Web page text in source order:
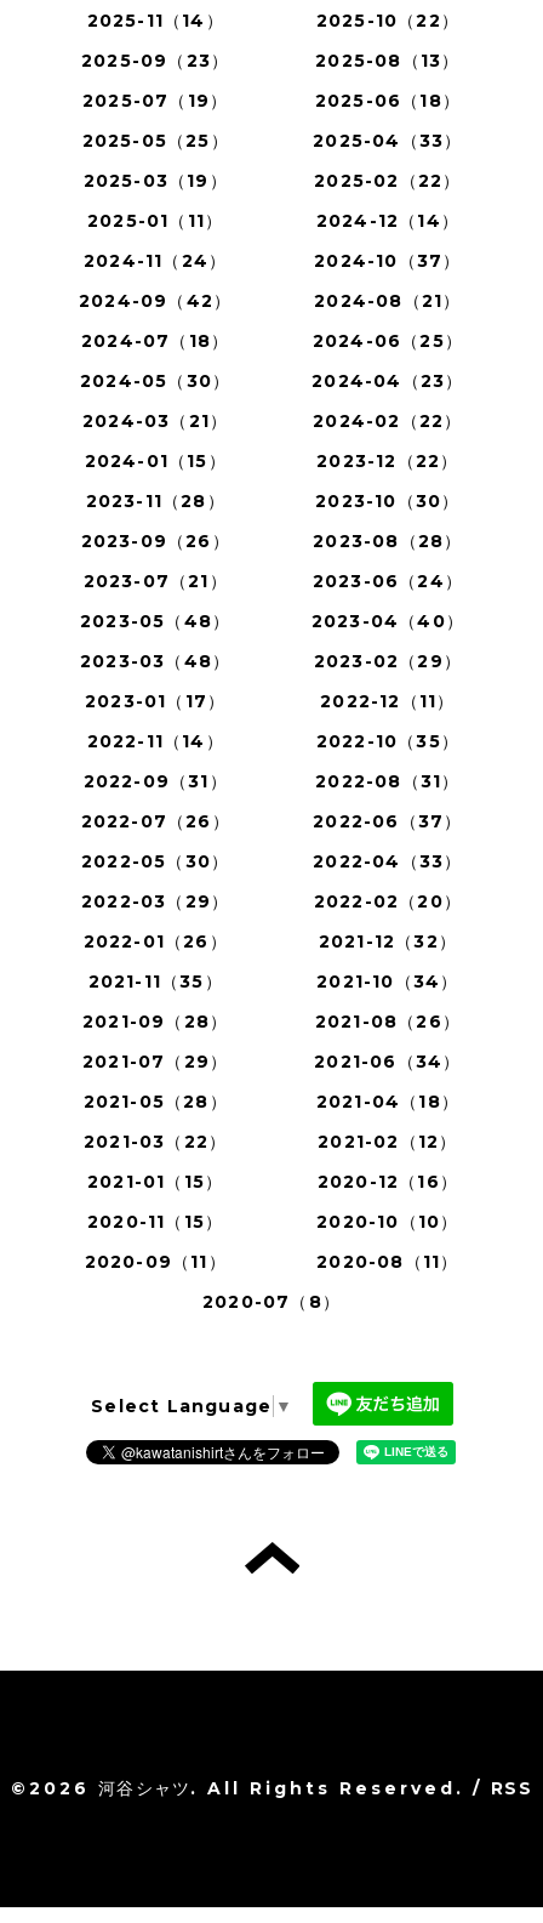
2025-11（14）
2025-10（22）
2025-09（23）
2025-08（13）
2025-07（19）
2025-06（18）
2025-05（25）
2025-04（33）
2025-03（19）
2025-02（22）
2025-01（11）
2024-12（14）
2024-11（24）
2024-10（37）
2024-09（42）
2024-08（21）
2024-07（18）
2024-06（25）
2024-05（30）
2024-04（23）
2024-03（21）
2024-02（22）
2024-01（15）
2023-12（22）
2023-11（28）
2023-10（30）
2023-09（26）
2023-08（28）
2023-07（21）
2023-06（24）
2023-05（48）
2023-04（40）
2023-03（48）
2023-02（29）
2023-01（17）
2022-12（11）
2022-11（14）
2022-10（35）
2022-09（31）
2022-08（31）
2022-07（26）
2022-06（37）
2022-05（30）
2022-04（33）
2022-03（29）
2022-02（20）
2022-01（26）
2021-12（32）
2021-11（35）
2021-10（34）
2021-09（28）
2021-08（26）
2021-07（29）
2021-06（34）
2021-05（28）
2021-04（18）
2021-03（22）
2021-02（12）
2021-01（15）
2020-12（16）
2020-11（15）
2020-10（10）
2020-09（11）
2020-08（11）
2020-07（8）
Select Language ▼
©2026河谷シャツ. All Rights Reserved. / RSS